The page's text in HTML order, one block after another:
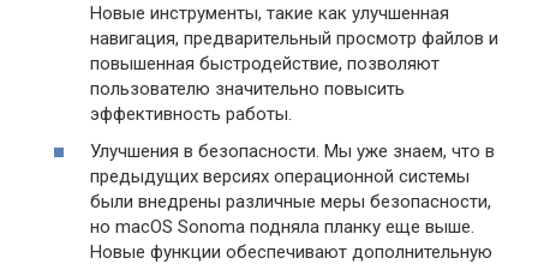
Новые инструменты, такие как улучшенная
навигация, предварительный просмотр файлов и
повышенная быстродействие, позволяют
пользователю значительно повысить
эффективность работы.
Улучшения в безопасности. Мы уже знаем, что в
предыдущих версиях операционной системы
были внедрены различные меры безопасности,
но macOS Sonoma подняла планку еще выше.
Новые функции обеспечивают дополнительную